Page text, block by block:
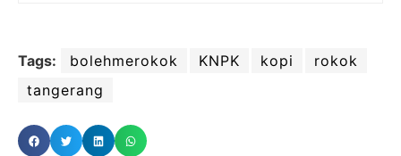
Tags: bolehmerokok KNPK kopi
rokok
tangerang